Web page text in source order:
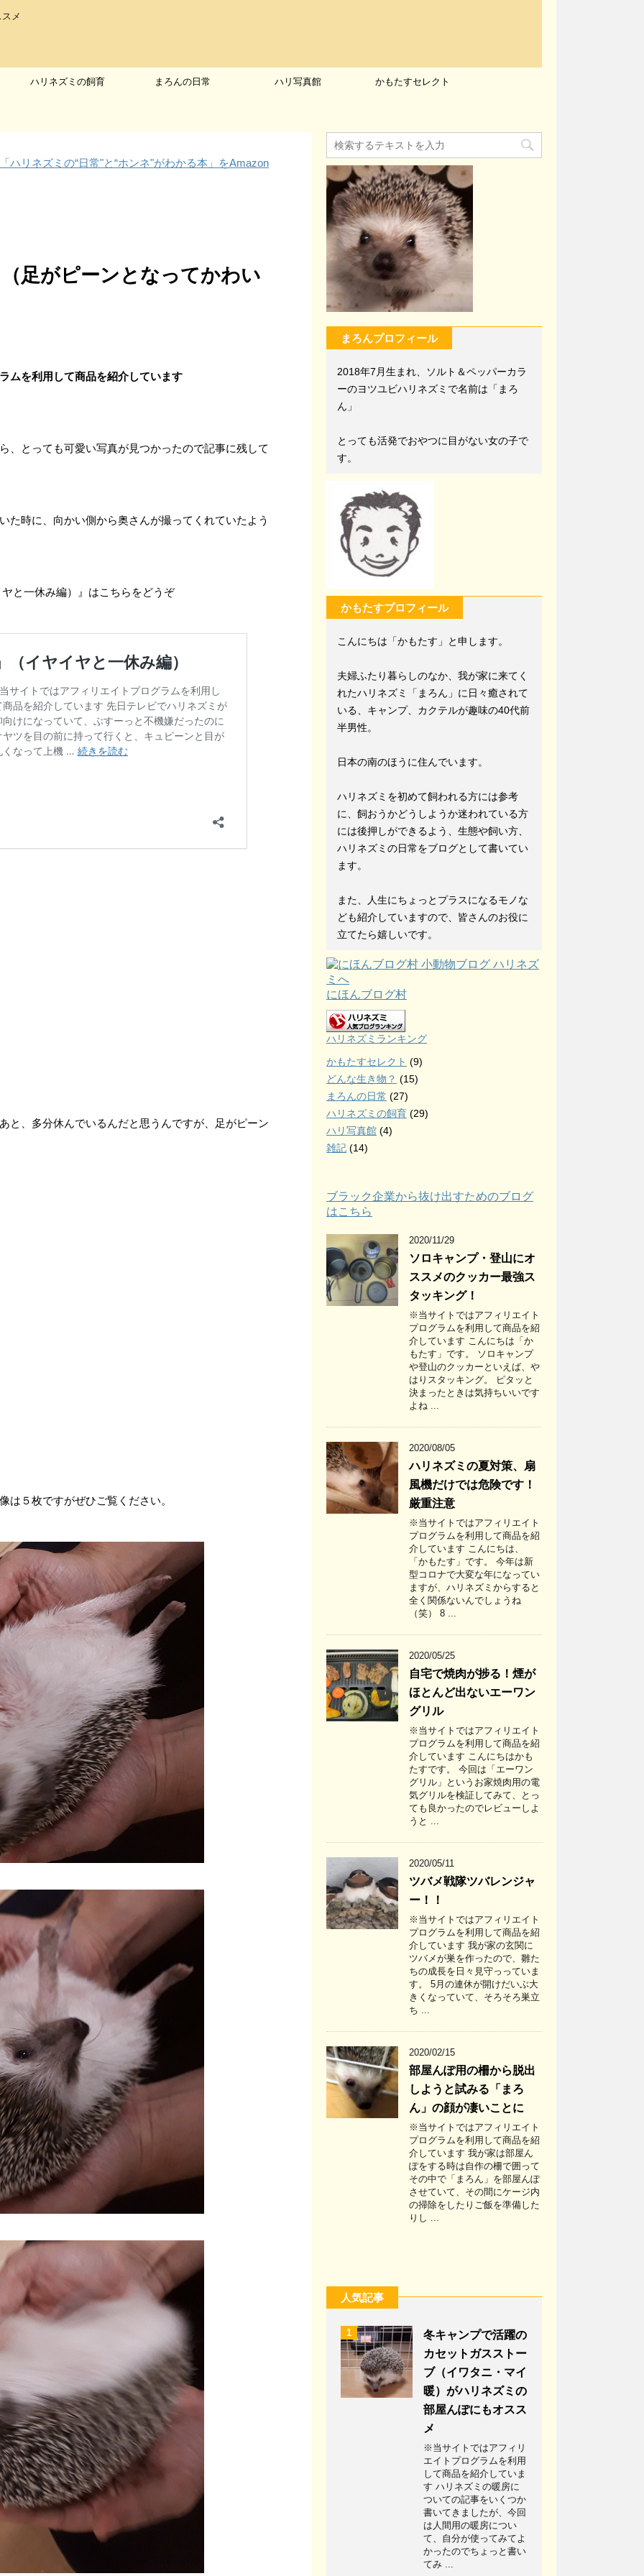
メ
ハリネズミの飼育 まろんの日常 ハリ写真館 かもたすセレクト
ハリネズミの“日常"と“ホンネ"がわかる本」をAmazon
足がピーンとなってかわい
ムを利用して商品を紹介しています
、とっても可愛い写真が見つかったので記事に残して
た時に、向かい側から奥さんが撮ってくれていたよう
と一休み編）』はこちらをどうぞ
と、多分休んでいるんだと思うんですが、足がピーン
は５枚ですがぜひご覧ください。
まろんプロフィール
2018年7月生まれ、ソルト＆ペッパーカラ
ーのヨツユビハリネズミで名前は「まろ
ん」
とっても活発でおやつに目がない女の子で
す。
かもたすプロフィール
こんにちは「かもたす」と申します。
夫婦ふたり暮らしのなか、我が家に来てく
れたハリネズミ「まろん」に日々癒されて
いる、キャンプ、カクテルが趣味の40代前
半男性。
日本の南のほうに住んでいます。
ハリネズミを初めて飼われる方には参考
に、飼おうかどうしようか迷われている方
には後押しができるよう、生態や飼い方、
ハリネズミの日常をブログとして書いてい
ます。
また、人生にちょっとプラスになるモノな
ども紹介していますので、皆さんのお役に
立てたら嬉しいです。
にほんブログ村
ハリネズミランキング
かもたすセレクト (9)
どんな生き物？ (15)
まろんの日常 (27)
ハリネズミの飼育 (29)
ハリ写真館 (4)
雑記 (14)
ブラック企業から抜け出すためのブログ
はこちら
2020/11/29
ソロキャンプ・登山にオ
ススメのクッカー最強ス
タッキング！
※当サイトではアフィリエイト
プログラムを利用して商品を紹
介しています こんにちは「か
もたす」です。 ソロキャンプ
や登山のクッカーといえば、や
はりスタッキング。 ピタッと
決まったときは気持ちいいです
よね ...
2020/08/05
ハリネズミの夏対策、扇
風機だけでは危険です！
厳重注意
※当サイトではアフィリエイト
プログラムを利用して商品を紹
介しています こんにちは、
「かもたす」です。 今年は新
型コロナで大変な年になってい
ますが、ハリネズミからすると
全く関係ないんでしょうね
（笑） 8 ...
2020/05/25
自宅で焼肉が捗る！煙が
ほとんど出ないエーワン
グリル
※当サイトではアフィリエイト
プログラムを利用して商品を紹
介しています こんにちはかも
たすです。 今回は「エーワン
グリル」というお家焼肉用の電
気グリルを検証してみて、とっ
ても良かったのでレビューしよ
うと ...
2020/05/11
ツバメ戦隊ツバレンジャ
ー！！
※当サイトではアフィリエイト
プログラムを利用して商品を紹
介しています 我が家の玄関に
ツバメが巣を作ったので、雛た
ちの成長を日々見守っっていま
す。 5月の連休が開けだいぶ大
きくなっていて、そろそろ巣立
ち ...
2020/02/15
部屋んぽ用の柵から脱出
しようと試みる「まろ
ん」の顔が凄いことに
※当サイトではアフィリエイト
プログラムを利用して商品を紹
介しています 我が家は部屋ん
ぽをする時は自作の柵で囲って
その中で「まろん」を部屋んぽ
させていて、その間にケージ内
の掃除をしたりご飯を準備した
りし ...
人気記事
1
冬キャンプで活躍の
カセットガスストー
ブ（イワタニ・マイ
暖）がハリネズミの
部屋んぽにもオスス
メ
※当サイトではアフィリ
エイトプログラムを利用
して商品を紹介していま
す ハリネズミの暖房に
ついての記事をいくつか
書いてきましたが、今回
は人間用の暖房につい
て、自分が使ってみてよ
かったのでちょっと書い
てみ ...